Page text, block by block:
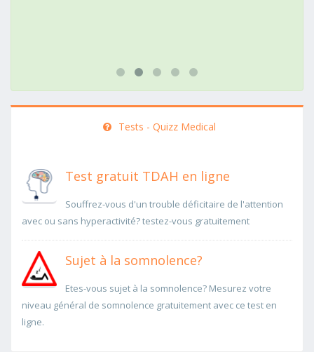
Tests - Quizz Medical
Test gratuit TDAH en ligne
Souffrez-vous d'un trouble déficitaire de l'attention
avec ou sans hyperactivité? testez-vous gratuitement
Sujet à la somnolence?
Etes-vous sujet à la somnolence? Mesurez votre
niveau général de somnolence gratuitement avec ce test en
ligne.